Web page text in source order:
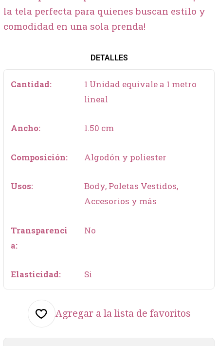
la tela perfecta para quienes buscan estilo y
comodidad en una sola prenda!
DETALLES
Cantidad:
1 Unidad equivale a 1 metro
lineal
Ancho: 1.50 cm
Composición: Algodón y poliester
Usos:
Body, Poletas Vestidos,
Accesorios y más
Transparenci
a:
No
Elasticidad: Si
Agregar a la lista de favoritos